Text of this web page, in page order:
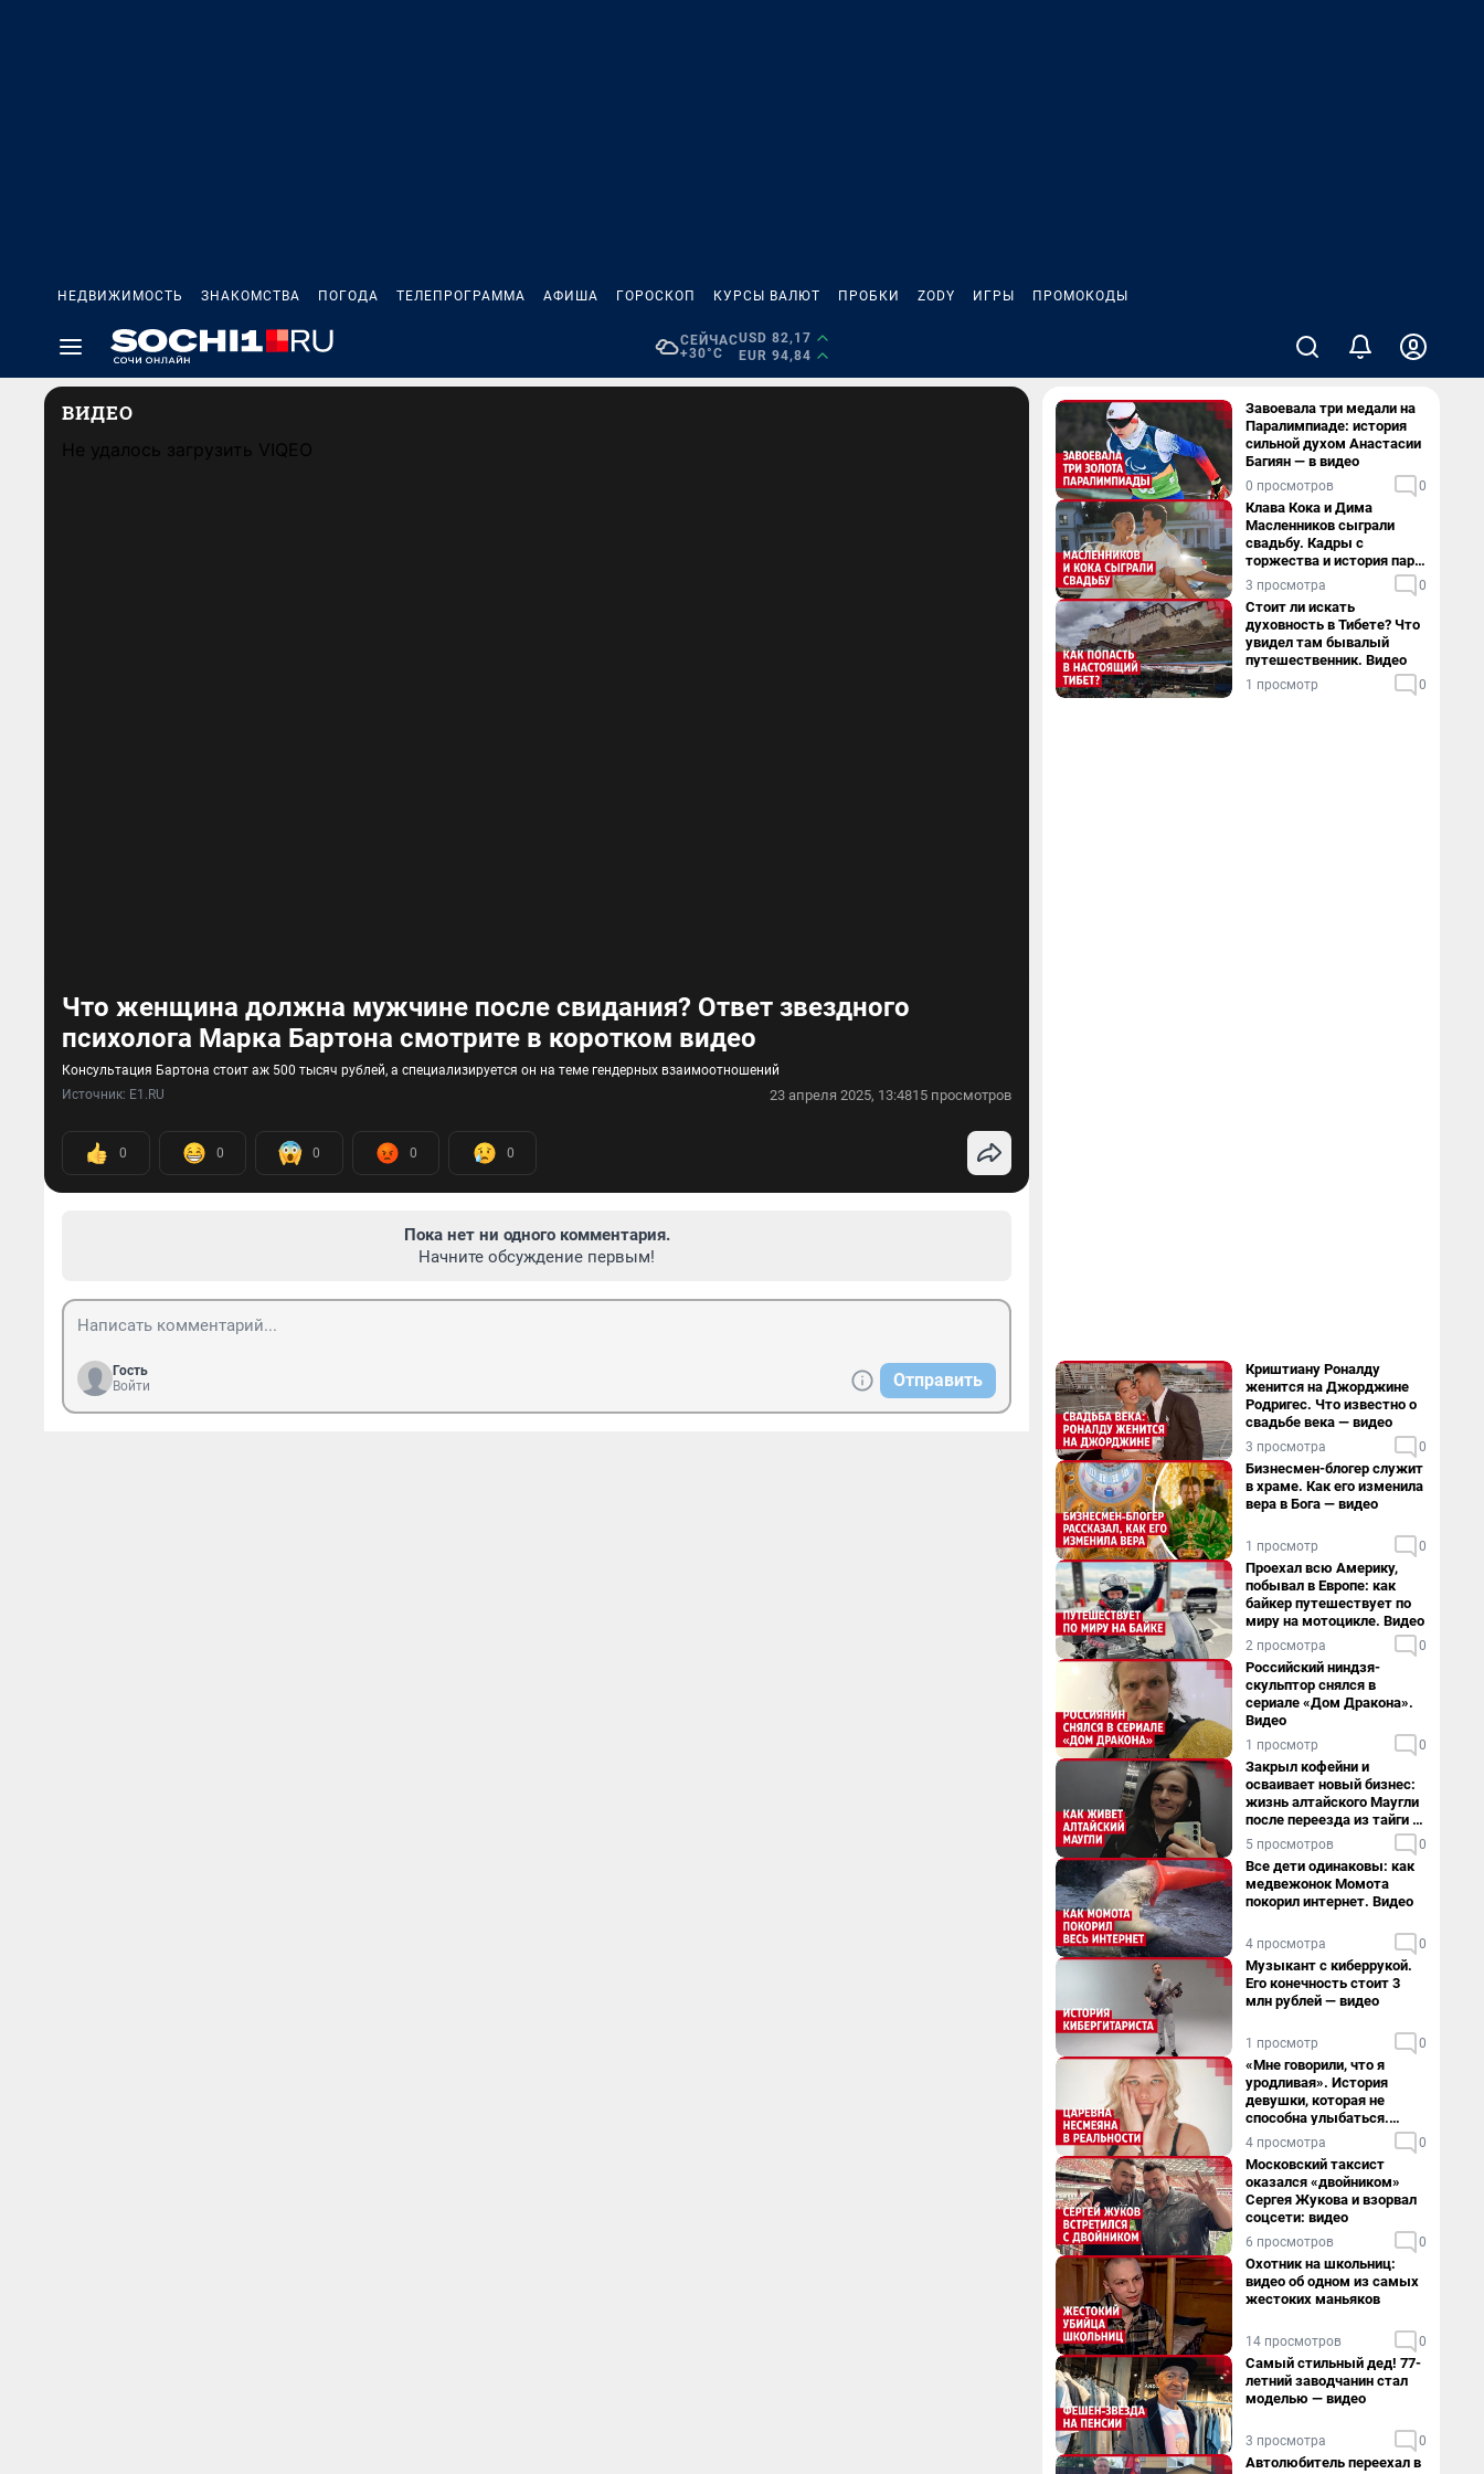
НЕДВИЖИМОСТЬ ЗНАКОМСТВА ПОГОДА ТЕЛЕПРОГРАММА АФИША ГОРОСКОП КУРСЫ ВАЛЮТ ПРОБКИ ZODY ИГРЫ ПРОМОКОДЫ
СЕЙЧАС
+30°C
USD 82,17
EUR 94,84
ВИДЕО
Не удалось загрузить VIQEO
Что женщина должна мужчине после свидания? Ответ звездного
психолога Марка Бартона смотрите в коротком видео
Консультация Бартона стоит аж 500 тысяч рублей, а специализируется он на теме гендерных взаимоотношений
Источник: E1.RU 23 апреля 2025, 13:4815 просмотров
0 0 0 0 0
Пока нет ни одного комментария.
Начните обсуждение первым!
Гость
Войти
Отправить
Завоевала три медали на
Паралимпиаде: история
сильной духом Анастасии
Багиян — в видео
0 просмотров 0
Клава Кока и Дима
Масленников сыграли
свадьбу. Кадры с
торжества и история пары
— в видео
3 просмотра 0
Стоит ли искать
духовность в Тибете? Что
увидел там бывалый
путешественник. Видео
1 просмотр 0
Криштиану Роналду
женится на Джорджине
Родригес. Что известно о
свадьбе века — видео
3 просмотра 0
Бизнесмен-блогер служит
в храме. Как его изменила
вера в Бога — видео
1 просмотр 0
Проехал всю Америку,
побывал в Европе: как
байкер путешествует по
миру на мотоцикле. Видео
2 просмотра 0
Российский ниндзя-
скульптор снялся в
сериале «Дом Дракона».
Видео
1 просмотр 0
Закрыл кофейни и
осваивает новый бизнес:
жизнь алтайского Маугли
после переезда из тайги в
столицу
5 просмотров 0
Все дети одинаковы: как
медвежонок Момота
покорил интернет. Видео
4 просмотра 0
Музыкант с киберрукой.
Его конечность стоит 3
млн рублей — видео
1 просмотр 0
«Мне говорили, что я
уродливая». История
девушки, которая не
способна улыбаться.
Видео
4 просмотра 0
Московский таксист
оказался «двойником»
Сергея Жукова и взорвал
соцсети: видео
6 просмотров 0
Охотник на школьниц:
видео об одном из самых
жестоких маньяков
14 просмотров 0
Самый стильный дед! 77-
летний заводчанин стал
моделью — видео
3 просмотра 0
Автолюбитель переехал в